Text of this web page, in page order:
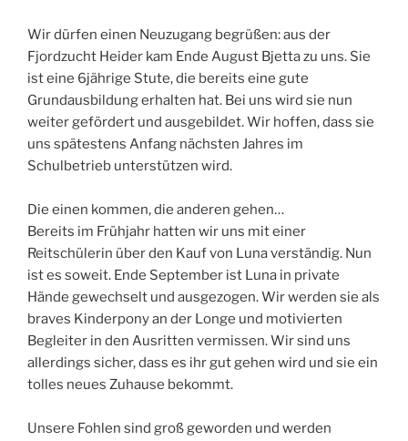
Wir dürfen einen Neuzugang begrüßen: aus der
Fjordzucht Heider kam Ende August Bjetta zu uns. Sie
ist eine 6jährige Stute, die bereits eine gute
Grundausbildung erhalten hat. Bei uns wird sie nun
weiter gefördert und ausgebildet. Wir hoffen, dass sie
uns spätestens Anfang nächsten Jahres im
Schulbetrieb unterstützen wird.
Die einen kommen, die anderen gehen…
Bereits im Frühjahr hatten wir uns mit einer
Reitschülerin über den Kauf von Luna verständig. Nun
ist es soweit. Ende September ist Luna in private
Hände gewechselt und ausgezogen. Wir werden sie als
braves Kinderpony an der Longe und motivierten
Begleiter in den Ausritten vermissen. Wir sind uns
allerdings sicher, dass es ihr gut gehen wird und sie ein
tolles neues Zuhause bekommt.
Unsere Fohlen sind groß geworden und werden